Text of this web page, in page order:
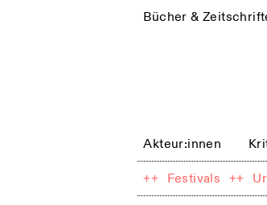
Bücher &
Akteur:innen
++ Festivals ++